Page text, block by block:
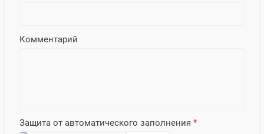
Комментарий
Защита от автоматического заполнения *